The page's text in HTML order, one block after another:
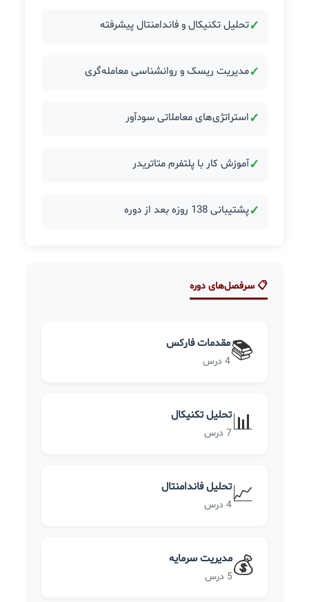
✓تحلیل تکنیکال و فاندامنتال پیشرفته
✓مدیریت ریسک و روانشناسی معامله‌گری
✓استراتژی‌های معاملاتی سودآور
✓آموزش کار با پلتفرم متاتریدر
✓پشتیبانی 138 روزه بعد از دوره
📋 سرفصل‌های دوره
📚مقدمات فارکس
4 درس
📊تحلیل تکنیکال
7 درس
📈تحلیل فاندامنتال
4 درس
💰مدیریت سرمایه
5 درس